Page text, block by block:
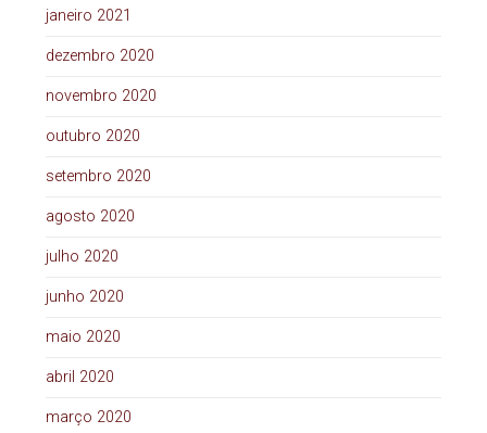
janeiro 2021
dezembro 2020
novembro 2020
outubro 2020
setembro 2020
agosto 2020
julho 2020
junho 2020
maio 2020
abril 2020
março 2020